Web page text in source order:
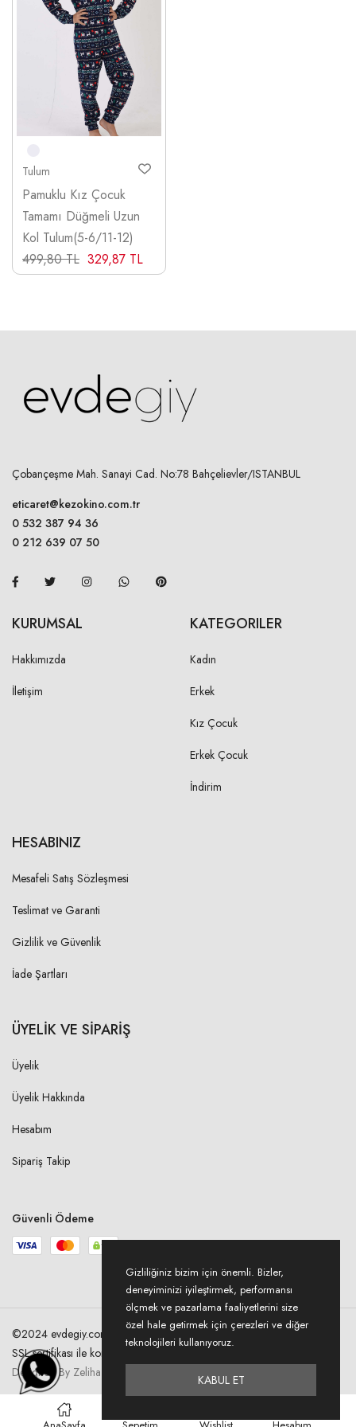
Tulum
Pamuklu Kız Çocuk
Tamamı Düğmeli Uzun
Kol Tulum(5-6/11-12)
499,80 TL 329,87 TL
Çobançeşme Mah. Sanayi Cad. No:78 Bahçelievler/ISTANBUL
eticaret@kezokino.com.tr
0 532 387 94 36
0 212 639 07 50
KURUMSAL
Hakkımızda
İletişim
KATEGORILER
Kadın
Erkek
Kız Çocuk
Erkek Çocuk
İndirim
HESABINIZ
Mesafeli Satış Sözleşmesi
Teslimat ve Garanti
Gizlilik ve Güvenlik
İade Şartları
ÜYELİK VE SİPARİŞ
Üyelik
Üyelik Hakkında
Hesabım
Sipariş Takip
Güvenli Ödeme
©2024 evdegiy.com Tüm hakları saklıdır. Kredi kartı bilgileriniz 256bit
SSL sertifikası ile korunmaktadır.
Designed By Zeliha Acer
Gizliliğiniz bizim için önemli. Bizler,
deneyiminizi iyileştirmek, performansı
ölçmek ve pazarlama faaliyetlerini size
özel hale getirmek için çerezleri ve diğer
teknolojileri kullanıyoruz.
KABUL ET